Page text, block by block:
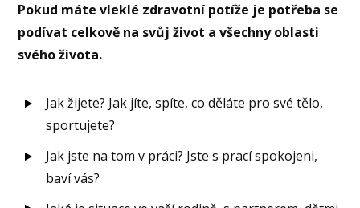
Pokud máte vleklé zdravotní potíže je potřeba se
podívat celkově na svůj život a všechny oblasti
svého života.
Jak žijete? Jak jíte, spíte, co děláte pro své tělo,
sportujete?
Jak jste na tom v práci? Jste s prací spokojeni,
baví vás?